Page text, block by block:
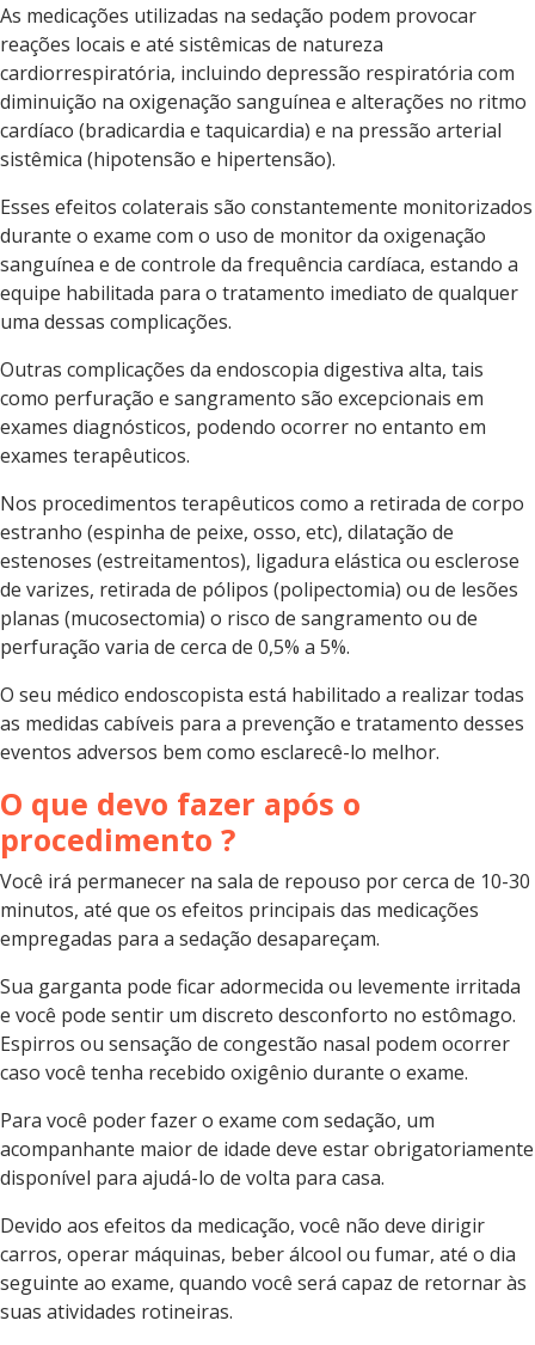
As medicações utilizadas na sedação podem provocar
reações locais e até sistêmicas de natureza
cardiorrespiratória, incluindo depressão respiratória com
diminuição na oxigenação sanguínea e alterações no ritmo
cardíaco (bradicardia e taquicardia) e na pressão arterial
sistêmica (hipotensão e hipertensão).
Esses efeitos colaterais são constantemente monitorizados
durante o exame com o uso de monitor da oxigenação
sanguínea e de controle da frequência cardíaca, estando a
equipe habilitada para o tratamento imediato de qualquer
uma dessas complicações.
Outras complicações da endoscopia digestiva alta, tais
como perfuração e sangramento são excepcionais em
exames diagnósticos, podendo ocorrer no entanto em
exames terapêuticos.
Nos procedimentos terapêuticos como a retirada de corpo
estranho (espinha de peixe, osso, etc), dilatação de
estenoses (estreitamentos), ligadura elástica ou esclerose
de varizes, retirada de pólipos (polipectomia) ou de lesões
planas (mucosectomia) o risco de sangramento ou de
perfuração varia de cerca de 0,5% a 5%.
O seu médico endoscopista está habilitado a realizar todas
as medidas cabíveis para a prevenção e tratamento desses
eventos adversos bem como esclarecê-lo melhor.
O que devo fazer após o
procedimento ?
Você irá permanecer na sala de repouso por cerca de 10-30
minutos, até que os efeitos principais das medicações
empregadas para a sedação desapareçam.
Sua garganta pode ficar adormecida ou levemente irritada
e você pode sentir um discreto desconforto no estômago.
Espirros ou sensação de congestão nasal podem ocorrer
caso você tenha recebido oxigênio durante o exame.
Para você poder fazer o exame com sedação, um
acompanhante maior de idade deve estar obrigatoriamente
disponível para ajudá-lo de volta para casa.
Devido aos efeitos da medicação, você não deve dirigir
carros, operar máquinas, beber álcool ou fumar, até o dia
seguinte ao exame, quando você será capaz de retornar às
suas atividades rotineiras.